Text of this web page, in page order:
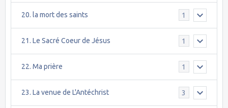
20. la mort des saints 1
21. Le Sacré Coeur de Jésus 1
22. Ma prière 1
23. La venue de L'Antéchrist 3